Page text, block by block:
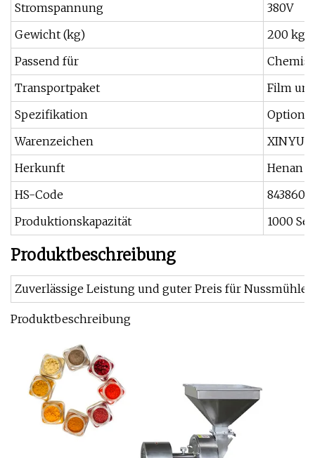
Stromspannung
380V
Gewicht (kg)
200 kg
Passend für
Transportpaket
Film
Spezifikation
Option
Warenzeichen
XINYU
Herkunft
Henan
HS-Code
Produktionskapazität
1000
Produktbeschreibung
Zuverlässige Leistung und guter Preis für Nussmühlen
Produktbeschreibung